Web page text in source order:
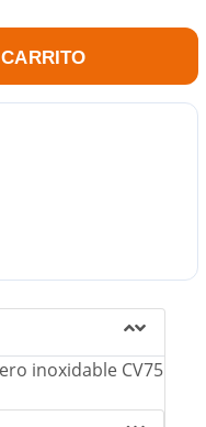
inoxidable CV75